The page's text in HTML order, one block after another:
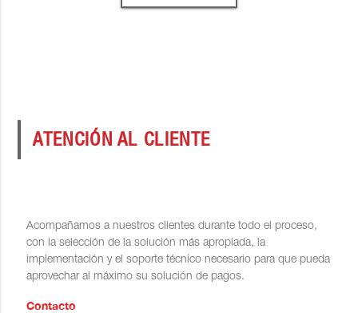
ATENCIÓN AL CLIENTE
Acompañamos a nuestros clientes durante todo el proceso,
con la selección de la solución más apropiada, la
implementación y el soporte técnico necesario para que pueda
aprovechar al máximo su solución de pagos.
Contacto